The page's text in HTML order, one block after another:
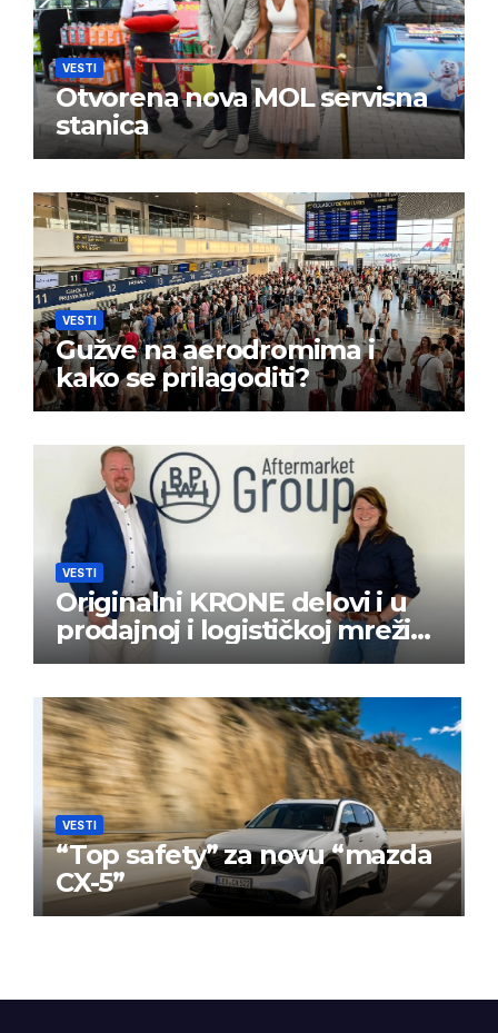
VESTI
Otvorena nova MOL servisna
stanica
VESTI
Gužve na aerodromima i
kako se prilagoditi?
VESTI
Originalni KRONE delovi i u
prodajnoj i logističkoj mreži
BPW Aftermarket grupe
VESTI
“Top safety” za novu “mazda
CX-5”